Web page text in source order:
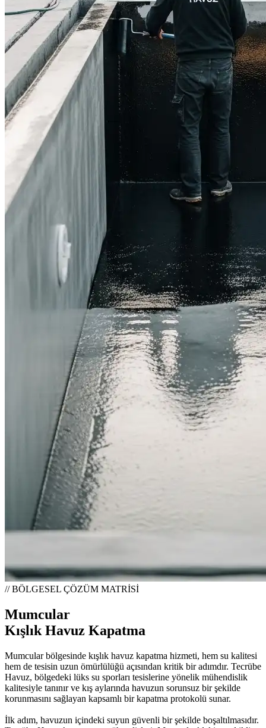
// BÖLGESEL ÇÖZÜM MATRİSİ
Mumcular
Kışlık Havuz Kapatma
Mumcular bölgesinde kışlık havuz kapatma hizmeti, hem su kalitesi
hem de tesisin uzun ömürlülüğü açısından kritik bir adımdır. Tecrübe
Havuz, bölgedeki lüks su sporları tesislerine yönelik mühendislik
kalitesiyle tanınır ve kış aylarında havuzun sorunsuz bir şekilde
korunmasını sağlayan kapsamlı bir kapatma protokolü sunar.
İlk adım, havuzun içindeki suyun güvenli bir şekilde boşaltılmasıdır.